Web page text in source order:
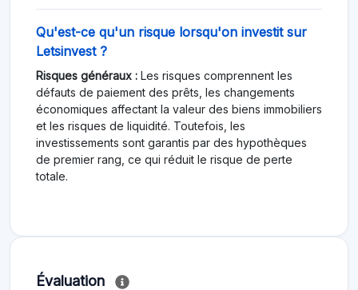
Qu'est-ce qu'un risque lorsqu'on investit sur
Letsinvest ?
Risques généraux : Les risques comprennent les
défauts de paiement des prêts, les changements
économiques affectant la valeur des biens immobiliers
et les risques de liquidité. Toutefois, les
investissements sont garantis par des hypothèques
de premier rang, ce qui réduit le risque de perte
totale.
Évaluation